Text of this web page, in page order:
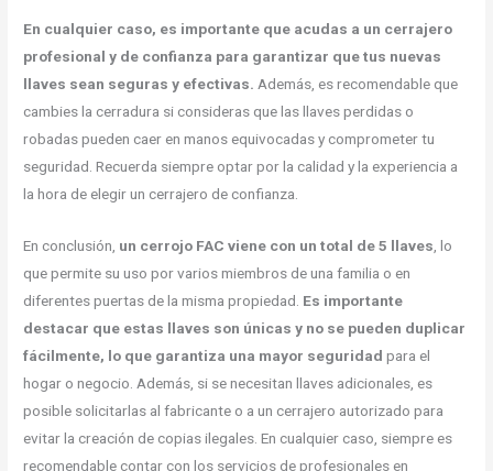
En cualquier caso, es importante que acudas a un cerrajero
profesional y de confianza para garantizar que tus nuevas
llaves sean seguras y efectivas. Además, es recomendable que
cambies la cerradura si consideras que las llaves perdidas o
robadas pueden caer en manos equivocadas y comprometer tu
seguridad. Recuerda siempre optar por la calidad y la experiencia a
la hora de elegir un cerrajero de confianza.
En conclusión, un cerrojo FAC viene con un total de 5 llaves, lo
que permite su uso por varios miembros de una familia o en
diferentes puertas de la misma propiedad. Es importante
destacar que estas llaves son únicas y no se pueden duplicar
fácilmente, lo que garantiza una mayor seguridad para el
hogar o negocio. Además, si se necesitan llaves adicionales, es
posible solicitarlas al fabricante o a un cerrajero autorizado para
evitar la creación de copias ilegales. En cualquier caso, siempre es
recomendable contar con los servicios de profesionales en